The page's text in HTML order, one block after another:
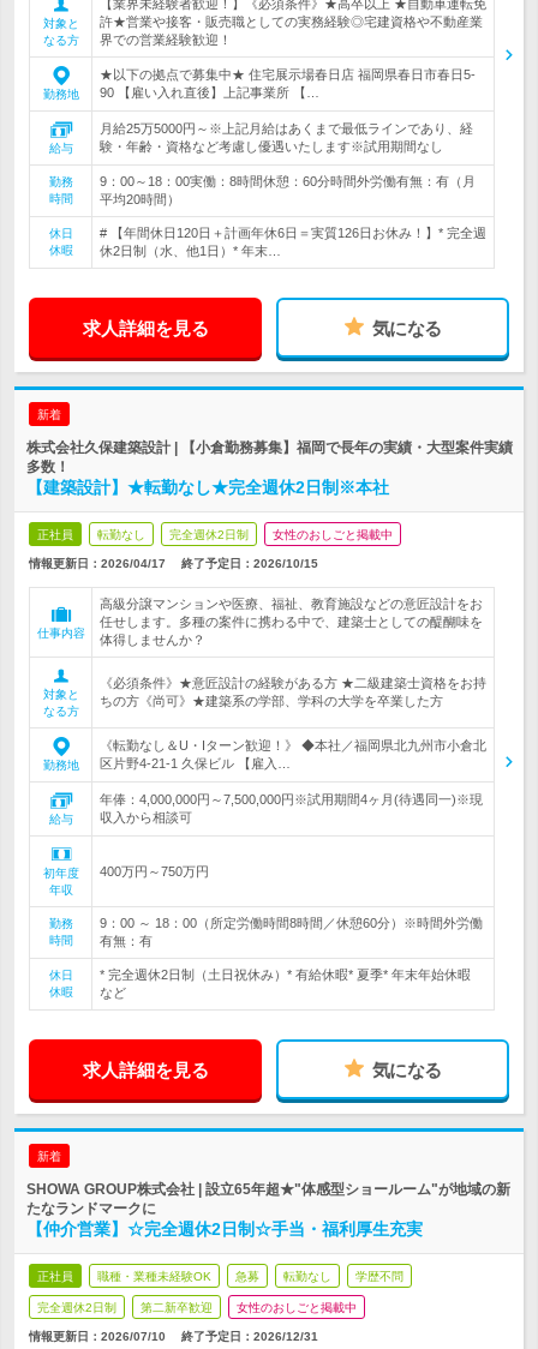
対象と
なる方
【業界未経験者歓迎！】《必須条件》★高卒以上 ★自動車運転免
許★営業や接客・販売職としての実務経験◎宅建資格や不動産業
界での営業経験歓迎！
勤務地
★以下の拠点で募集中★ 住宅展示場春日店 福岡県春日市春日5-
90 【雇い入れ直後】上記事業所 【…
給与
月給25万5000円～※上記月給はあくまで最低ラインであり、経
験・年齢・資格など考慮し優遇いたします※試用期間なし
勤務
時間
9：00～18：00実働：8時間休憩：60分時間外労働有無：有（月
平均20時間）
休日
休暇
# 【年間休日120日＋計画年休6日＝実質126日お休み！】* 完全週
休2日制（水、他1日）* 年末…
求人詳細を見る 気になる
新着
株式会社久保建築設計 | 【小倉勤務募集】福岡で長年の実績・大型案件実績
多数！
【建築設計】★転勤なし★完全週休2日制※本社
正社員 転勤なし 完全週休2日制 女性のおしごと掲載中
情報更新日：2026/04/17 終了予定日： 2026/10/15
仕事内容
高級分譲マンションや医療、福祉、教育施設などの意匠設計をお
任せします。多種の案件に携わる中で、建築士としての醍醐味を
体得しませんか？
対象と
なる方
《必須条件》★意匠設計の経験がある方 ★二級建築士資格をお持
ちの方《尚可》★建築系の学部、学科の大学を卒業した方
勤務地
《転勤なし＆U・Iターン歓迎！》 ◆本社／福岡県北九州市小倉北
区片野4-21-1 久保ビル 【雇入…
給与
年俸：4,000,000円～7,500,000円※試用期間4ヶ月(待遇同一)※現
収入から相談可
初年度
年収
400万円～750万円
勤務
時間
9：00 ～ 18：00（所定労働時間8時間／休憩60分）※時間外労働
有無：有
休日
休暇
* 完全週休2日制（土日祝休み）* 有給休暇* 夏季* 年末年始休暇
など
求人詳細を見る 気になる
新着
SHOWA GROUP株式会社 | 設立65年超★"体感型ショールーム"が地域の新
たなランドマークに
【仲介営業】☆完全週休2日制☆手当・福利厚生充実
正社員 職種・業種未経験OK 急募 転勤なし 学歴不問
完全週休2日制 第二新卒歓迎 女性のおしごと掲載中
情報更新日：2026/07/10 終了予定日： 2026/12/31